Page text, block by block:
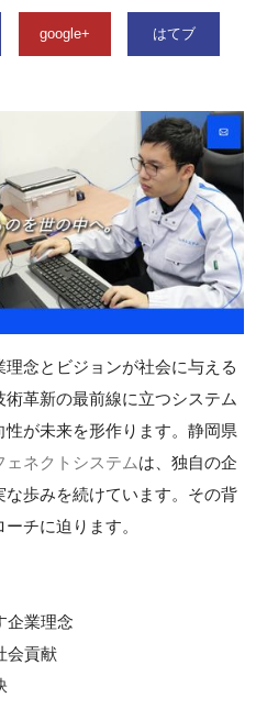
google+ はてブ
念とビジョンが社会に与える
革新の最前線に立つシステム
が未来を形作ります。静岡県
ェネクトシステムは、独自の企
歩みを続けています。その背
チに迫ります。
企業理念
会貢献